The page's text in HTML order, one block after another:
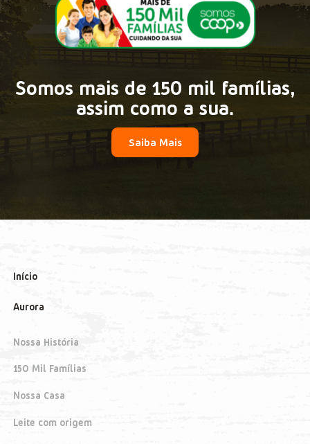
Somos mais de 150 mil famílias,
assim como a sua.
Saiba Mais
Início
Aurora
Nossa História
150 Mil Famílias
Nossa Casa
Leite com origem